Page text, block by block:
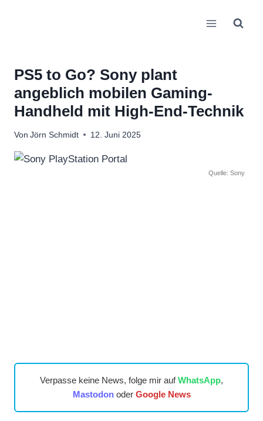
PS5 to Go? Sony plant
angeblich mobilen Gaming-
Handheld mit High-End-Technik
Von Jörn Schmidt 12. Juni 2025
Quelle: Sony
Verpasse keine News, folge mir aufWhatsApp,
Mastodonoder Google News